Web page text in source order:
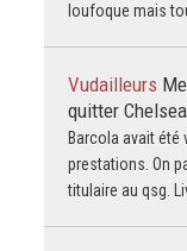
loufoque mais
Vudailleurs
quitter Chelsea
Barcola avait été
prestations. On
titulaire au qsg.